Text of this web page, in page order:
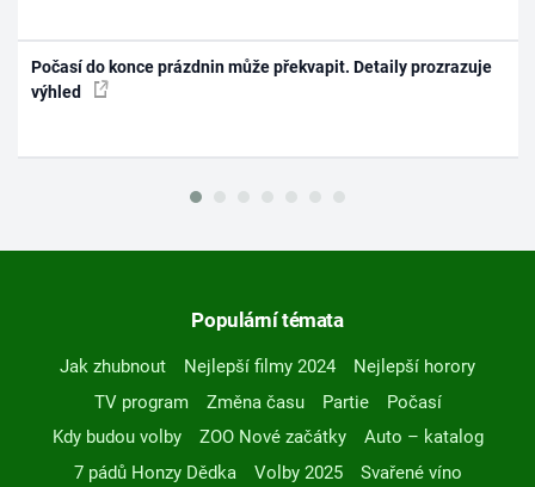
Počasí do konce prázdnin může překvapit. Detaily prozrazuje
výhled
Populární témata
Jak zhubnout Nejlepší filmy 2024
Nejlepší horory
TV program
Změna času Partie
Počasí
Kdy budou volby
ZOO Nové začátky
Auto – katalog
7 pádů Honzy Dědka
Volby 2025
Svařené víno